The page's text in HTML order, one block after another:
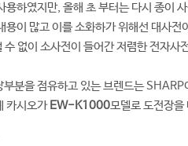
용하였지만, 올해 초 부터는 다시 종이
용이 많고 이를 소화하가 위해선 대사
없이 소사전이 들어간 저렴한 전자사
분을 점유하고 있는 브렌드는
카시오가 EW-K1000모델로 도전장을